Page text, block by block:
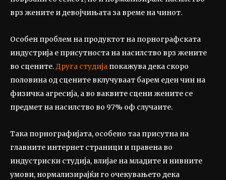
врз жените и девојчињата за време на чинот.
Особен проблем на продуктот на порнографската
индустрија е присутноста на насилство врз жените
во сцените.Друга студија покажува дека скоро
половина од сцените вклучуваат барем еден чин на
физичка агресија, а во ваквите сцени жените се
предмет на насилство во 97% оф случаите.
Така порнографијата, особено таа присутна на
главните интернет страници и правена во
индустриски студија, влијае на младите и нивните
умови, нормализирајќи го очекувањето дека